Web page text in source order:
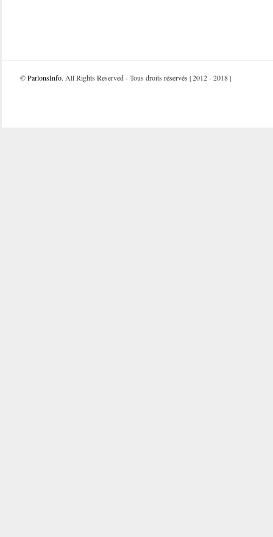
©ParlonsInfo. All Rights Reserved - Tous droits réservés | 2012 - 2018 |